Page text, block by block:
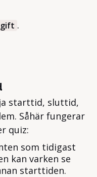
.
starttid, sluttid,
Såhär fungerar
quiz:
som tidigast
kan varken se
starttiden.